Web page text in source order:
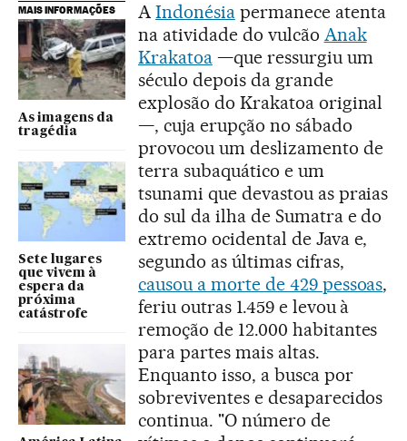
MAIS INFORMAÇÕES
As imagens da
tragédia
Sete lugares
que vivem à
espera da
próxima
catástrofe
AIndonésiapermanece atenta
na atividade do vulcão Anak
Krakatoa—que ressurgiu um
século depois da grande
explosão do Krakatoa original
—, cuja erupção no sábado
provocou um deslizamento de
terra subaquático e um
tsunami que devastou as praias
do sul da ilha de Sumatra e do
extremo ocidental de Java e,
segundo as últimas cifras,
causou a morte de 429 pessoas,
feriu outras 1.459 e levou à
remoção de 12.000 habitantes
para partes mais altas.
Enquanto isso, a busca por
sobreviventes e desaparecidos
continua. "O número de